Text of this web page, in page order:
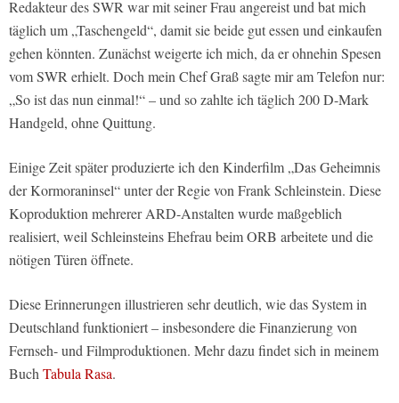
Redakteur des SWR war mit seiner Frau angereist und bat mich
täglich um „Taschengeld“, damit sie beide gut essen und einkaufen
gehen könnten. Zunächst weigerte ich mich, da er ohnehin Spesen
vom SWR erhielt. Doch mein Chef Graß sagte mir am Telefon nur:
„So ist das nun einmal!“ – und so zahlte ich täglich 200 D-Mark
Handgeld, ohne Quittung.
Einige Zeit später produzierte ich den Kinderfilm „Das Geheimnis
der Kormoraninsel“ unter der Regie von Frank Schleinstein. Diese
Koproduktion mehrerer ARD-Anstalten wurde maßgeblich
realisiert, weil Schleinsteins Ehefrau beim ORB arbeitete und die
nötigen Türen öffnete.
Diese Erinnerungen illustrieren sehr deutlich, wie das System in
Deutschland funktioniert – insbesondere die Finanzierung von
Fernseh- und Filmproduktionen. Mehr dazu findet sich in meinem
BuchTabula Rasa.